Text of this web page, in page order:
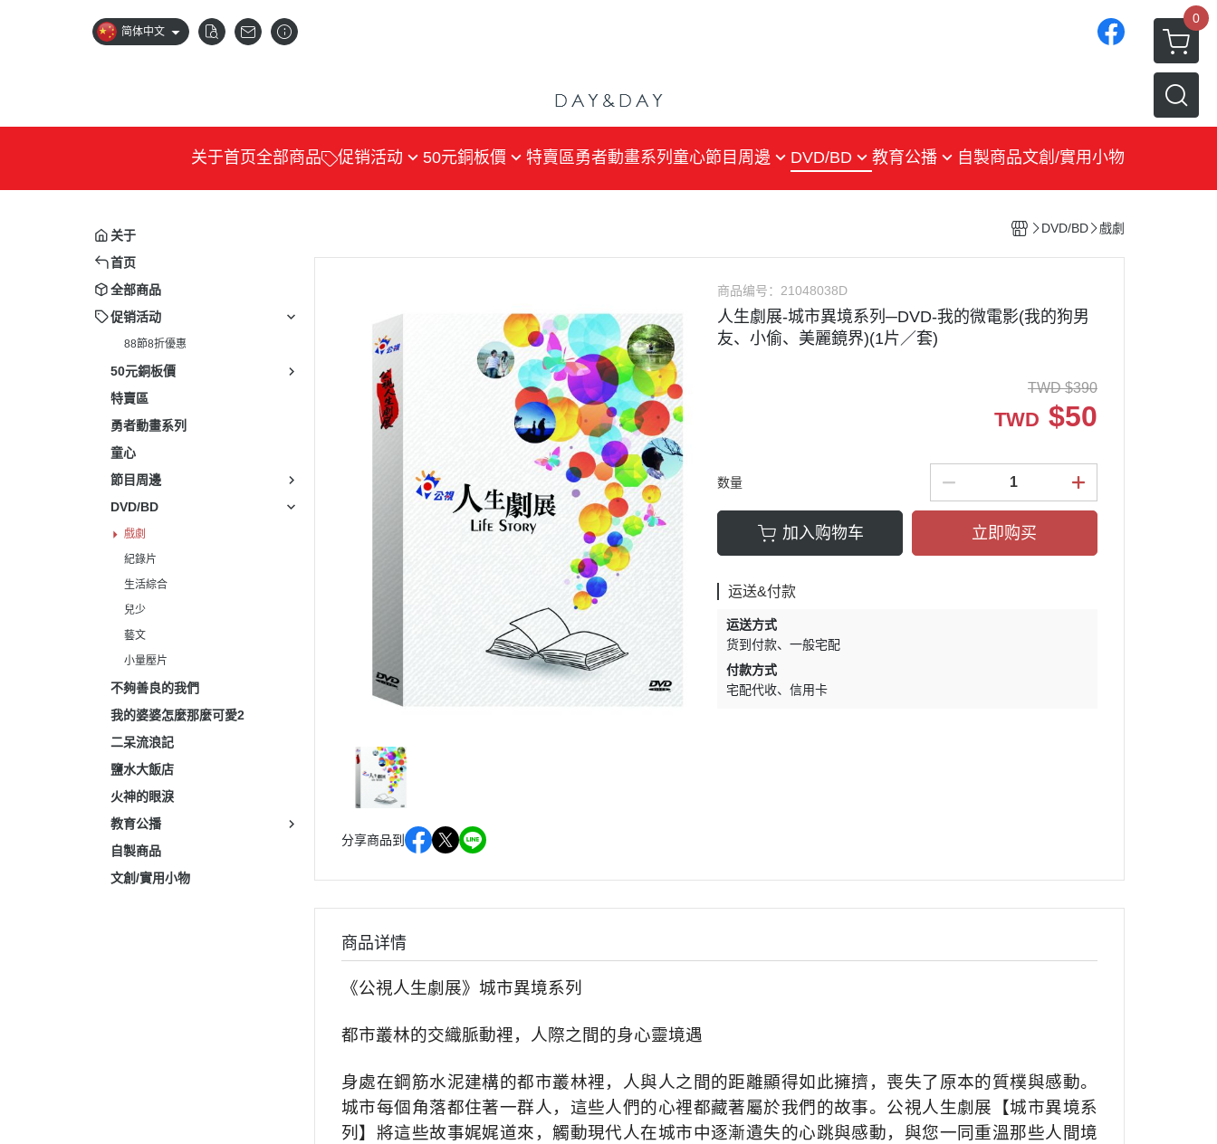
简体中文
0
关于首页全部商品 促销活动 50元銅板價
科普
電影
藝文
兒少
生活
特賣區勇者動畫系列 童心節目周邊
生活綜合
文藝
DVD/BD
生活綜合
兒少
藝文
小量壓片
教育公播
生活綜合
兒少
文藝
環境教育
自製商品文創/實用小物
关于
首页
全部商品
促销活动
88節8折優惠
50元銅板價
特賣區
勇者動畫系列
童心
節目周邊
DVD/BD
戲劇
紀錄片
生活綜合
兒少
藝文
小量壓片
不夠善良的我們
我的婆婆怎麼那麼可愛2
二呆流浪記
鹽水大飯店
火神的眼淚
教育公播
自製商品
文創/實用小物
DVD/BD 戲劇
分享商品到
商品编号： 21048038D
人生劇展-城市異境系列─DVD-我的微電影(我的狗男
友、小偷、美麗鏡界)(1片／套)
TWD $390
TWD $50
数量
加入购物车 立即购买
运送&付款
运送方式
货到付款
一般宅配
付款方式
宅配代收
信用卡
商品详情
《公視人生劇展》城市異境系列
都市叢林的交織脈動裡，人際之間的身心靈境遇
身處在鋼筋水泥建構的都市叢林裡，人與人之間的距離顯得如此擁擠，喪失了原本的質樸與感動。
城市每個角落都住著一群人，這些人們的心裡都藏著屬於我們的故事。公視人生劇展【城市異境系
列】將這些故事娓娓道來，觸動現代人在城市中逐漸遺失的心跳與感動，與您一同重溫那些人間境